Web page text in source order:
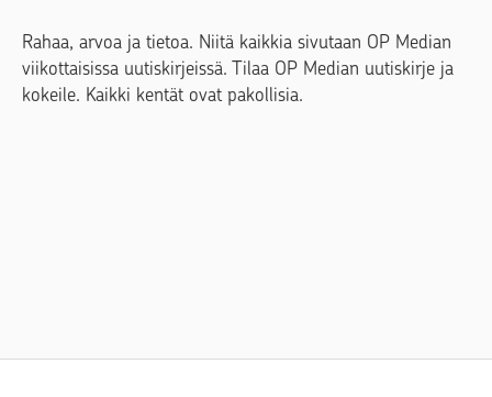
Rahaa, arvoa ja tietoa. Niitä kaikkia sivutaan OP Median
viikottaisissa uutiskirjeissä. Tilaa OP Median uutiskirje ja
kokeile. Kaikki kentät ovat pakollisia.